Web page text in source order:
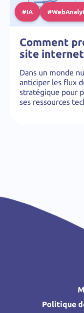
#IA
Comment
site internet
Dans un monde
anticiper les flux
stratégique pour
ses ressources
Politique